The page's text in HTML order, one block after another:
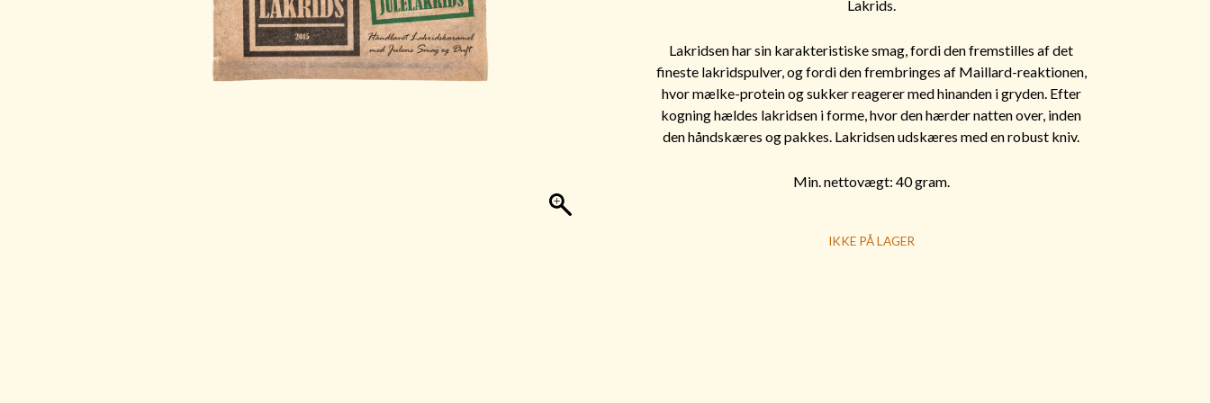
Lakrids.
Lakridsen har sin karakteristiske smag, fordi den fremstilles af det
fineste lakridspulver, og fordi den frembringes af Maillard-reaktionen,
hvor mælke-protein og sukker reagerer med hinanden i gryden. Efter
kogning hældes lakridsen i forme, hvor den hærder natten over, inden
den håndskæres og pakkes. Lakridsen udskæres med en robust kniv.
Min. nettovægt: 40 gram.
IKKE PÅ LAGER